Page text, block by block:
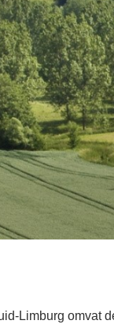
Limburg omvat